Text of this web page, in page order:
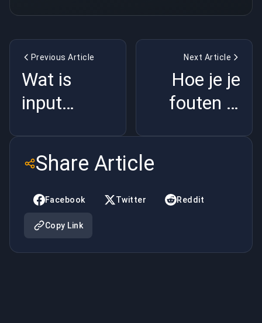
Previous Article
Wat is
input
in LoL en
waarom is
het zo
sterk
Next Article
Hoe je je
fouten in
Share Article
Facebook Twitter Reddit
Copy Link